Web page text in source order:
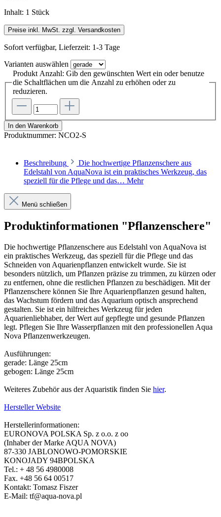
Inhalt: 1 Stück
Preise inkl. MwSt. zzgl. Versandkosten
Sofort verfügbar, Lieferzeit: 1-3 Tage
Varianten auswählen
Produkt Anzahl: Gib den gewünschten Wert ein oder benutze
die Schaltflächen um die Anzahl zu erhöhen oder zu
reduzieren.
In den Warenkorb
Produktnummer: NCO2-S
Beschreibung
Die hochwertige Pflanzenschere aus
Edelstahl von AquaNova ist ein praktisches Werkzeug, das
speziell für die Pflege und das… Mehr
Menü schließen
Produktinformationen "Pflanzenschere"
Die hochwertige Pflanzenschere aus Edelstahl von AquaNova ist
ein praktisches Werkzeug, das speziell für die Pflege und das
Schneiden von Aquarienpflanzen entwickelt wurde. Sie ist
besonders nützlich, um Pflanzen präzise zu trimmen, zu kürzen oder
zu entfernen, ohne die restlichen Pflanzen zu beschädigen. Mit der
Pflanzenschere können Sie Ihre Aquarienpflanzen gesund halten,
das Wachstum fördern und das Aquarium optisch ansprechend
gestalten. Sie ist ein hilfreiches Werkzeug für jeden
Aquarienliebhaber, der Wert auf gepflegte und gesunde Pflanzen
legt. Pflegen Sie Ihre Wasserpflanzen mit den professionellen Aqua
Nova Pflanzenwerkzeugen.
Ausführungen:
gerade: Länge 25cm
gebogen: Länge 25cm
Weiteres Zubehör aus der Aquaristik finden Sie hier.
Hersteller Website
Herstellerinformationen:
EURONOVA POLSKA Sp. z o.o. z oo
(Inhaber der Marke AQUA NOVA)
87-330 JABLONOWO-POMORSKIE
KONOJADY 94BPOLSKA
Tel.: + 48 56 4980008
Fax. +48 56 64 00517
Kontakt: Tomasz Fiszer
E-Mail: tf@aqua-nova.pl